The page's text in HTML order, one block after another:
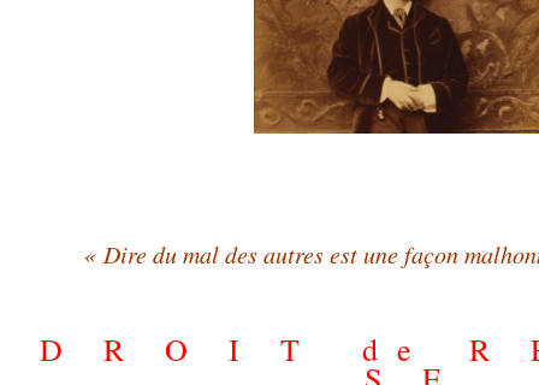
« Dire du mal des autres est une façon
D R O I T d e R